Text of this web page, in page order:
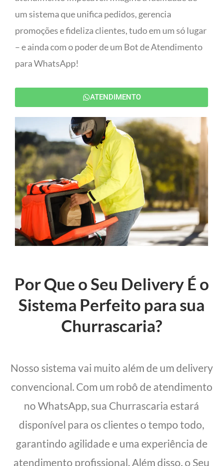
um sistema que unifica pedidos, gerencia
promoções e fideliza clientes, tudo em um só lugar
– e ainda com o poder de um Bot de Atendimento
para WhatsApp!
ATENDIMENTO
Por Que o Seu Delivery É o
Sistema Perfeito para sua
Churrascaria?
Nosso sistema vai muito além de um delivery
convencional. Com um robô de atendimento
no WhatsApp, sua Churrascaria estará
disponível para os clientes o tempo todo,
garantindo agilidade e uma experiência de
atendimento profissional. Além disso, o Seu